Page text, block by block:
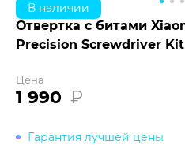
В наличии
Отвертка с битами
Precision Screwdriver Kit
Цена
1 990 ₽
Гарантия лучшей цены